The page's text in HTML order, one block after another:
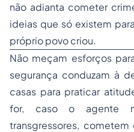
não adianta cometer
ideias que só existem
próprio povo criou.
Não meçam esforços
segurança conduzam à
casas para praticar
for, caso o agente
transgressores, cometem